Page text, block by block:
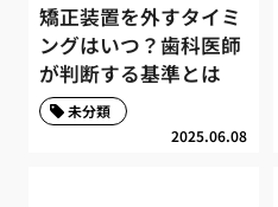
矯正装置を外すタイミ
ングはいつ？歯科医師
が判断する基準とは
2025.06.08
未分類